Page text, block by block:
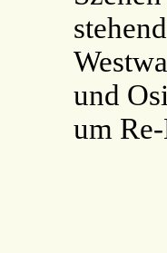
und
um